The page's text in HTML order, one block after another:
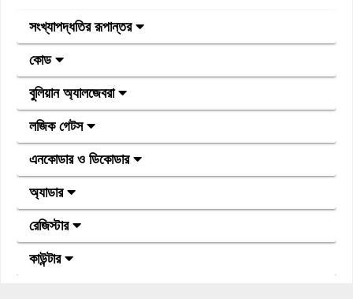
সংখ্যাপদ্ধতির রূপান্তর
কোড
বুলিয়ান অ্যালজেবরা
লজিক গেটস
এনকোডার ও ডিকোডার
অ্যাডার
রেজিস্টার
কাউন্টার